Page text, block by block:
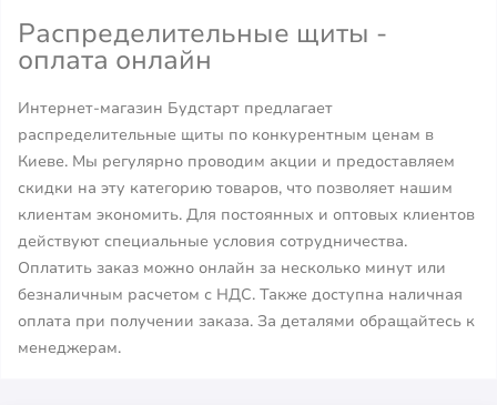
Распределительные щиты -
оплата онлайн
Интернет-магазин Будстарт предлагает
распределительные щиты по конкурентным ценам в
Киеве. Мы регулярно проводим акции и предоставляем
скидки на эту категорию товаров, что позволяет нашим
клиентам экономить. Для постоянных и оптовых клиентов
действуют специальные условия сотрудничества.
Оплатить заказ можно онлайн за несколько минут или
безналичным расчетом с НДС. Также доступна наличная
оплата при получении заказа. За деталями обращайтесь к
менеджерам.